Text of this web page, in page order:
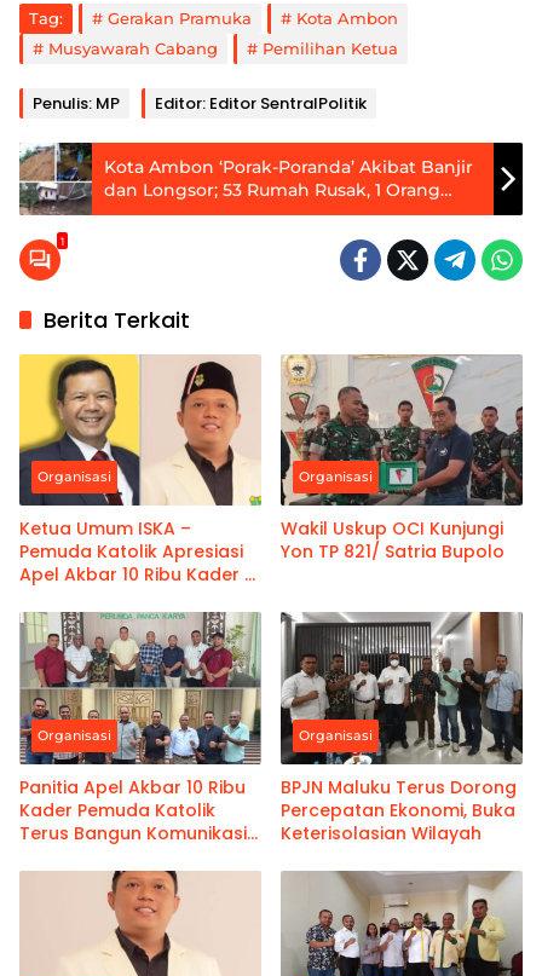
Tag: Gerakan Pramuka
Kota Ambon
Musyawarah Cabang
Pemilihan Ketua
Penulis: MP Editor: Editor SentralPolitik
Kota Ambon ‘Porak-Poranda’ Akibat Banjir
dan Longsor; 53 Rumah Rusak, 1 Orang
Meninggal
1
Berita Terkait
Organisasi
Ketua Umum ISKA –
Pemuda Katolik Apresiasi
Apel Akbar 10 Ribu Kader di
Organisasi
Wakil Uskup OCI Kunjungi
Yon TP 821/ Satria Bupolo
Organisasi
Panitia Apel Akbar 10 Ribu
Kader Pemuda Katolik
Terus Bangun Komunikasi
Organisasi
BPJN Maluku Terus Dorong
Percepatan Ekonomi, Buka
Keterisolasian Wilayah